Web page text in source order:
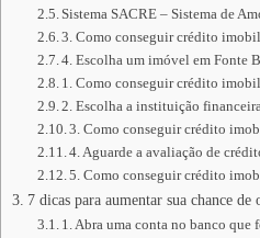
Sistema SACRE – Sistema de
3. Como conseguir crédito
4. Escolha um imóvel em Fonte
1. Como conseguir crédito
2. Escolha a instituição
3. Como conseguir crédito
4. Aguarde a avaliação de
5. Como conseguir crédito
7 dicas para aumentar sua chance
1. Abra uma conta no banco